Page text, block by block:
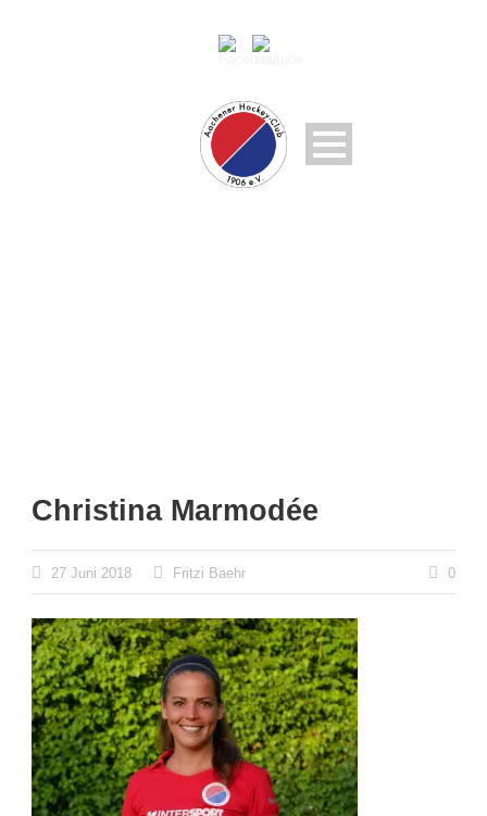
Christina Marmodée
27 Juni 2018 Fritzi Baehr 0